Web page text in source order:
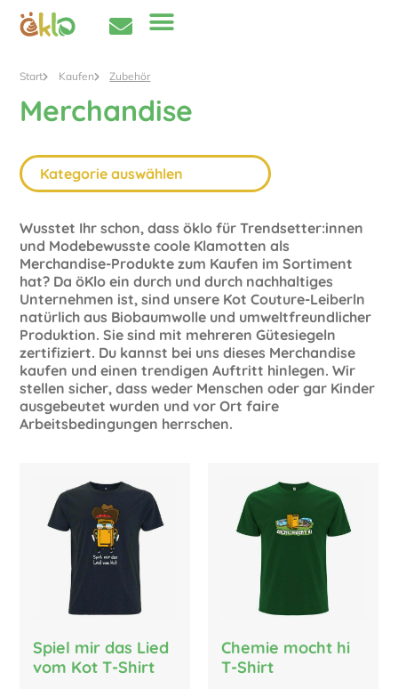
Start Kaufen Zubehör
Merchandise
Wusstet Ihr schon, dass öklo für Trendsetter:innen
und Modebewusste coole Klamotten als
Merchandise-Produkte zum Kaufen im Sortiment
hat? Da öKlo ein durch und durch nachhaltiges
Unternehmen ist, sind unsere Kot Couture-Leiberln
natürlich aus Biobaumwolle und umweltfreundlicher
Produktion. Sie sind mit mehreren Gütesiegeln
zertifiziert. Du kannst bei uns dieses Merchandise
kaufen und einen trendigen Auftritt hinlegen. Wir
stellen sicher, dass weder Menschen oder gar Kinder
ausgebeutet wurden und vor Ort faire
Arbeitsbedingungen herrschen.
Spiel mir das Lied
vom Kot T-Shirt
Chemie mocht hi
T-Shirt